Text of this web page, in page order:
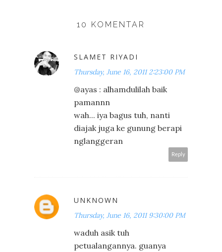
10 KOMENTAR
SLAMET RIYADI
Thursday, June 16, 2011 2:23:00 PM
@ayas : alhamdulilah baik
pamannn
wah... iya bagus tuh, nanti
diajak juga ke gunung berapi
nglanggeran
Reply
UNKNOWN
Thursday, June 16, 2011 9:30:00 PM
waduh asik tuh
petualangannya. guanya